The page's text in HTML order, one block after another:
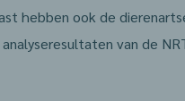
hebben ook de
van de